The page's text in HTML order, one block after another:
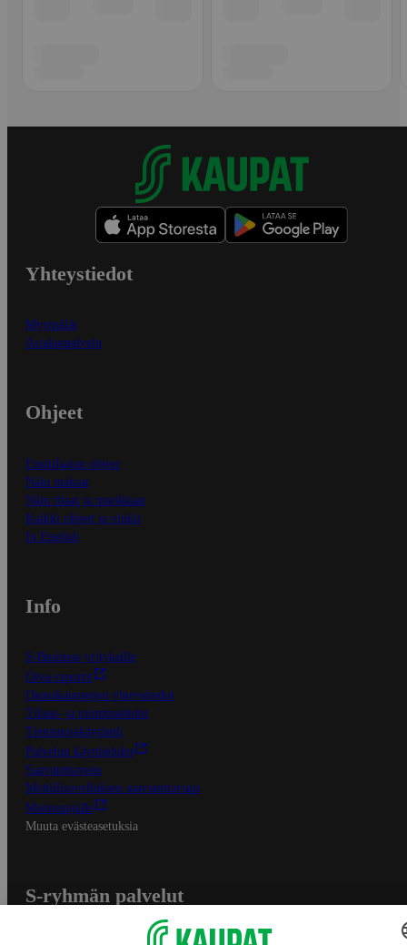
Yhteystiedot
Myymälät
Asiakaspalvelu
Ohjeet
Ensitilaajan ohjeet
Näin maksat
Näin tilaat ja muokkaat
Kaikki ohjeet ja vinkit
In English
Info
S-Business yrityksille
Oiva-raportit
Osuuskauppojen yhteystiedot
Tilaus- ja toimitusehdot
Tietosuojakäytäntö
Palvelun käyttöehdot
Saavutettavuus
Mobiilisovelluksen saavutettavuus
Mainostajalle
Muuta evästeasetuksia
S-ryhmän palvelut